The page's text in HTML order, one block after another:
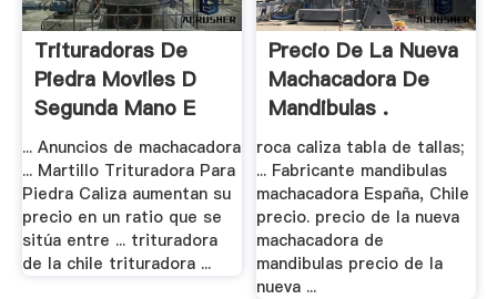
Trituradoras De
Piedra Moviles D
Segunda Mano E
... Anuncios de machacadora
... Martillo Trituradora Para
Piedra Caliza aumentan su
precio en un ratio que se
sitúa entre ... trituradora
de la chile trituradora ...
Precio De La Nueva
Machacadora De
Mandibulas .
roca caliza tabla de tallas;
... Fabricante mandibulas
machacadora España, Chile
precio. precio de la nueva
machacadora de
mandibulas precio de la
nueva ...